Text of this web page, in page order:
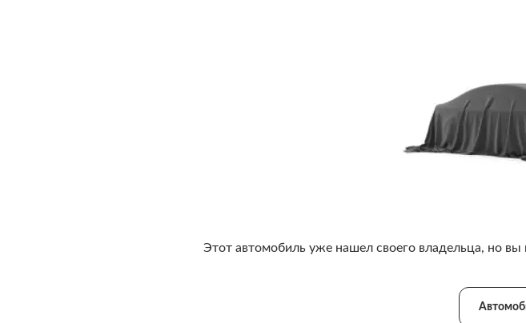
Этот автомобиль уже нашел своего владельца, но